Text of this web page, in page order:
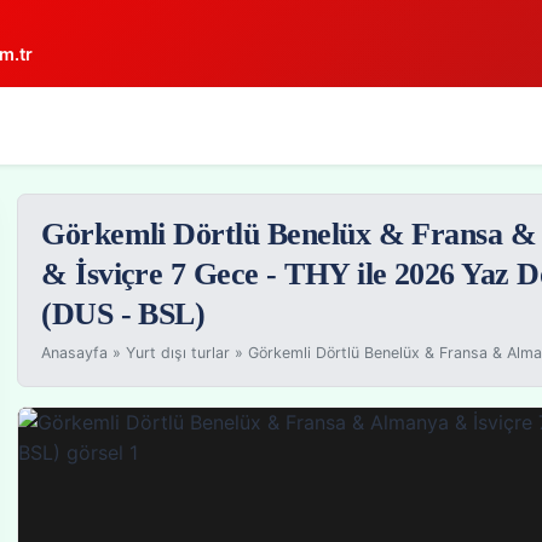
Görkemli Dörtlü Benelüx & Fransa
& İsviçre 7 Gece - THY ile 2026 Yaz
(DUS - BSL)
Anasayfa »Yurt dışı turlar »Görkemli Dörtlü Benelüx & Fransa &